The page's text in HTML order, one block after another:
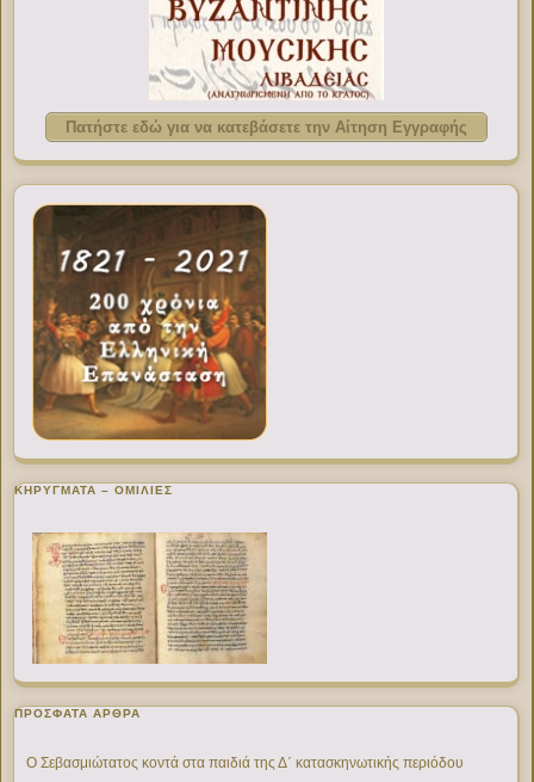
Πατήστε εδώ για να κατεβάσετε την Αίτηση Εγγραφής
ΚΗΡΥΓΜΑΤΑ – ΟΜΙΛΙΕΣ
ΠΡΌΣΦΑΤΑ ΆΡΘΡΑ
Ο Σεβασμιώτατος κοντά στα παιδιά της Δ΄ κατασκηνωτικής περιόδου